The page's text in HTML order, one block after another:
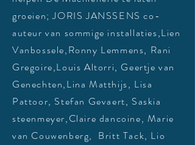
groeien; JORIS JANSSENS co-
auteur van sommige installaties,Lien
Vanbossele,Ronny Lemmens, Rani
Gregoire,Louis Altorri, Geertje van
Genechten,Lina Matthijs, Lisa
Pattoor, Stefan Gevaert, Saskia
steenmeyer,Claire dancoine, Marie
van Couwenberg, Britt Tack, Lio